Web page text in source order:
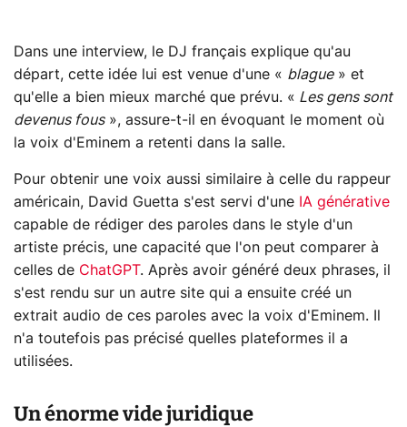
Dans une interview, le DJ français explique qu'au
départ, cette idée lui est venue d'une « blague» et
qu'elle a bien mieux marché que prévu. « Les gens sont
devenus fous», assure-t-il en évoquant le moment où
la voix d'Eminem a retenti dans la salle.
Pour obtenir une voix aussi similaire à celle du rappeur
américain, David Guetta s'est servi d'une
IA générative
capable de rédiger des paroles dans le style d'un
artiste précis, une capacité que l'on peut comparer à
celles de ChatGPT. Après avoir généré deux phrases, il
s'est rendu sur un autre site qui a ensuite créé un
extrait audio de ces paroles avec la voix d'Eminem. Il
n'a toutefois pas précisé quelles plateformes il a
utilisées.
Un énorme vide juridique